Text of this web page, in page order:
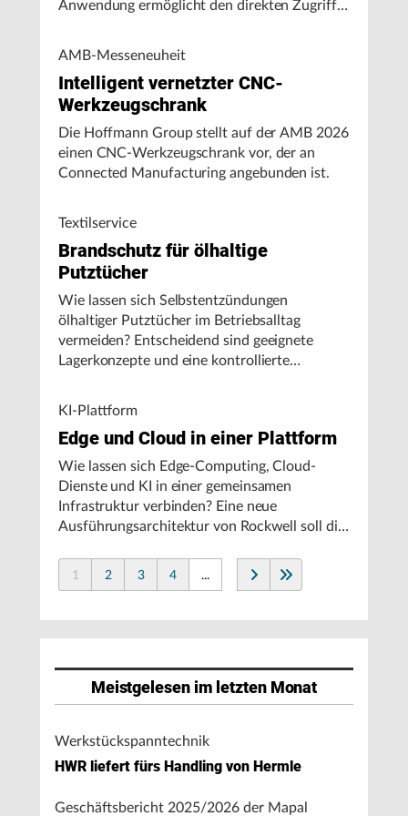
Anwendung ermöglicht den direkten Zugriff
Energieverbrauch.
AMB-Messeneuheit
Intelligent vernetzter CNC-
Werkzeugschrank
Die Hoffmann Group stellt auf der AMB 2026
einen CNC-Werkzeugschrank vor, der an
Connected Manufacturing angebunden ist.
Textilservice
Brandschutz für ölhaltige
Putztücher
Wie lassen sich Selbstentzündungen
ölhaltiger Putztücher im Betriebsalltag
vermeiden? Entscheidend sind geeignete
Lagerkonzepte und eine kontrollierte
KI-Plattform
Edge und Cloud in einer Plattform
Wie lassen sich Edge-Computing, Cloud-
Dienste und KI in einer gemeinsamen
Infrastruktur verbinden? Eine neue
Ausführungsarchitektur von Rockwell soll die
vereinfachen und den autonomen
Fertigungsbetrieb unterstützen.
1 2 3 4 ...
Meistgelesen im letzten Monat
Werkstückspanntechnik
HWR liefert fürs Handling von Hermle
Geschäftsbericht 2025/2026 der Mapal